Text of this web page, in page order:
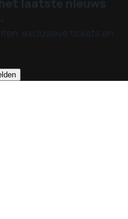
laatste nieuws
exclusieve tickets en